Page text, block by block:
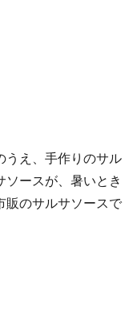
うえ、手作りのサル
ースが、暑いとき
販のサルサソースで